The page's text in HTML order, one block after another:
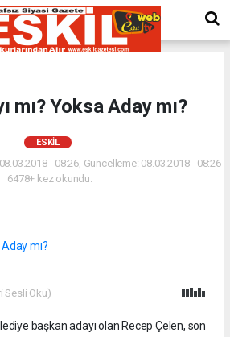
mı? Yoksa Aday mı?
ESKİL
- 08:26, Güncelleme: 08.03.2018 - 08:26
6478+ kez okundu.
Sesli Oku)
başkan adayı olan Recep Çelen, son